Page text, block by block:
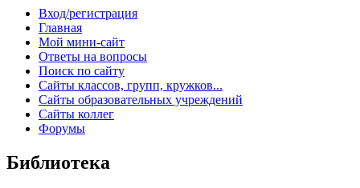
Вход/регистрация
Главная
Мой мини-сайт
Ответы на вопросы
Поиск по сайту
Сайты классов, групп, кружков...
Сайты образовательных учреждений
Сайты коллег
Форумы
Библиотека